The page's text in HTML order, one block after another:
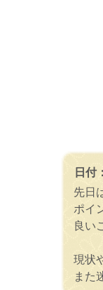
日付：
先日
ポイ
良い
現状
また